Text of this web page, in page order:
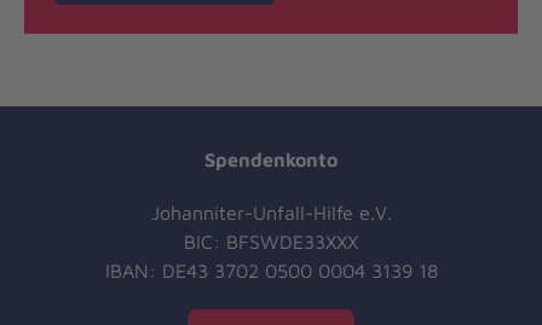
Spendenkonto
Johanniter-Unfall-Hilfe e.V.
BIC: BFSWDE33XXX
IBAN: DE43 3702 0500 0004 3139 18